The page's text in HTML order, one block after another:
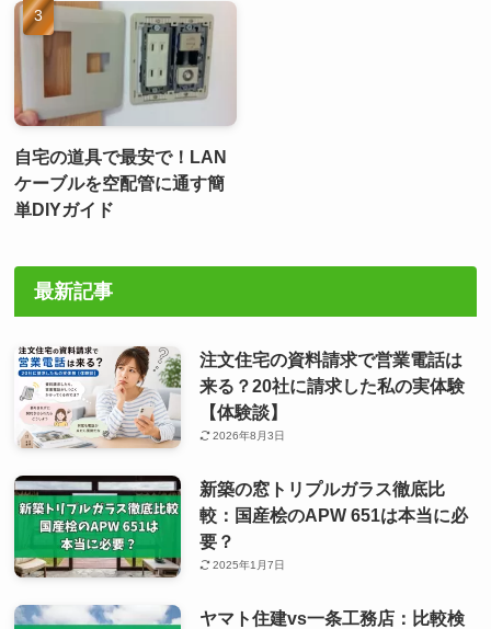
自宅の道具で最安で！LAN
ケーブルを空配管に通す簡
単DIYガイド
最新記事
注文住宅の資料請求で営業電話は
来る？20社に請求した私の実体験
【体験談】
2026年8月3日
新築の窓トリプルガラス徹底比
較：国産桧のAPW 651は本当に必
要？
2025年1月7日
ヤマト住建vs一条工務店：比較検